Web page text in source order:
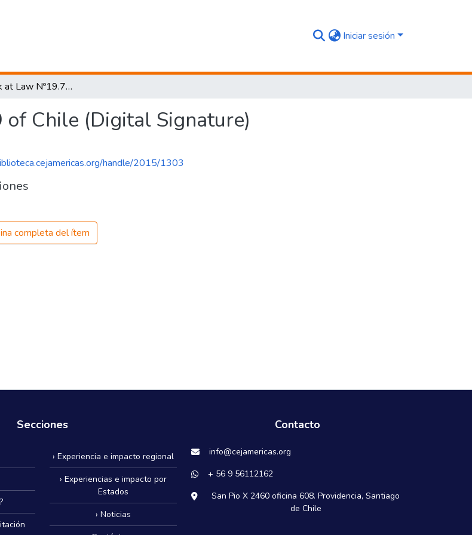
Iniciar sesión
A new look at Law Nº19.799 of Chile (Digital Signature)
Chile (Digital Signature)
handle/2015/1303
completa del ítem
Secciones
› Experiencia e impacto regional
› Experiencias e impacto por
Estados
› Noticias
Contacto
info@cejamericas.org
+ 56 9 56112162
San Pio X 2460 oficina 608. Providencia, Santiago
de Chile